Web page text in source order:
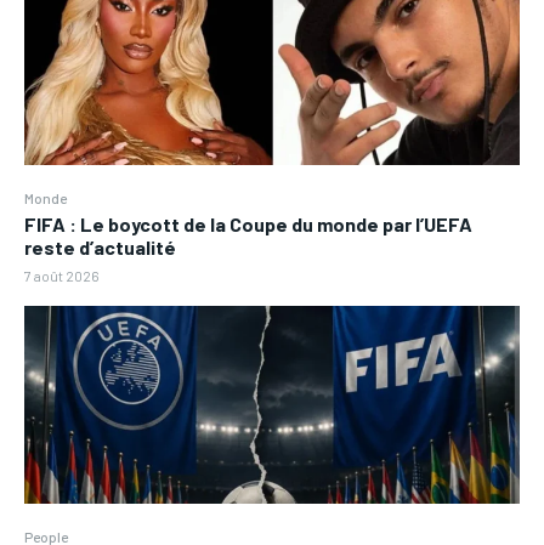
Monde
FIFA : Le boycott de la Coupe du monde par l’UEFA
reste d’actualité
7 août 2026
People